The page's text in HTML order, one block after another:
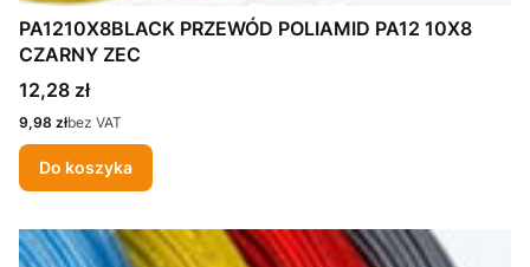
PA1210X8BLACK PRZEWÓD POLIAMID PA12 10X8
CZARNY ZEC
Cena
12,28 zł
Cena
9,98 złbez VAT
Do koszyka